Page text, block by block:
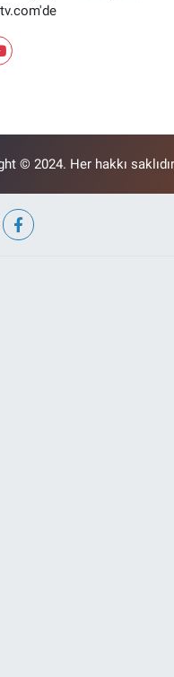
© 2024. Her hakkı